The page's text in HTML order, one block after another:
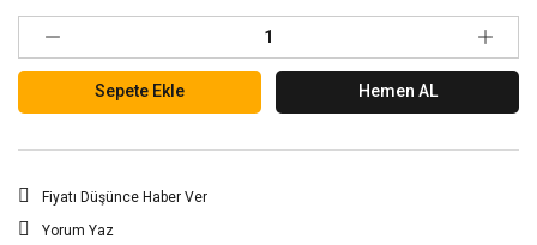
Sepete Ekle Hemen AL
Fiyatı Düşünce Haber Ver
Yorum Yaz